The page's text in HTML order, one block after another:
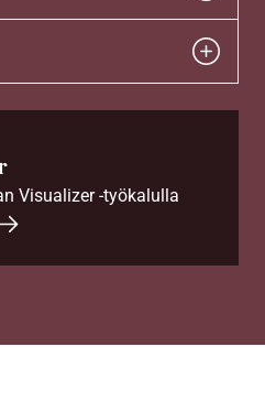
Visualizer -työkalulla